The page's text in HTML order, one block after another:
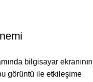
bilgisayar ekranının
görüntü ile etkileşime